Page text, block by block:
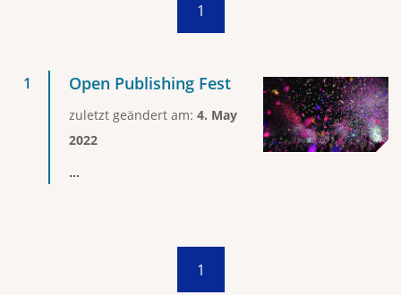
1
Open Publishing Fest
zuletzt geändert am: 4. May
2022
...
1